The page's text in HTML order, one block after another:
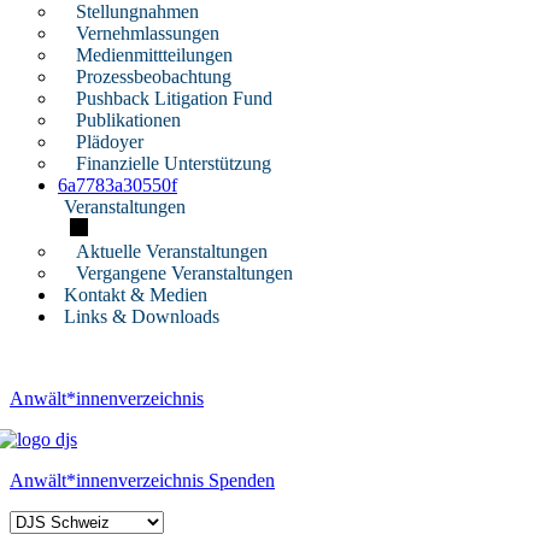
Stellungnahmen
Vernehmlassungen
Medienmittteilungen
Prozessbeobachtung
Pushback Litigation Fund
Publikationen
Plädoyer
Finanzielle Unterstützung
6a7783a30550f
Veranstaltungen
Aktuelle Veranstaltungen
Vergangene Veranstaltungen
Kontakt & Medien
Links & Downloads
Anwält*innenverzeichnis
Anwält*innenverzeichnis Spenden